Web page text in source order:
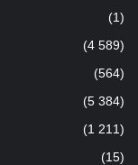
(1)
(4 589)
(564)
(5 384)
(1 211)
(15)